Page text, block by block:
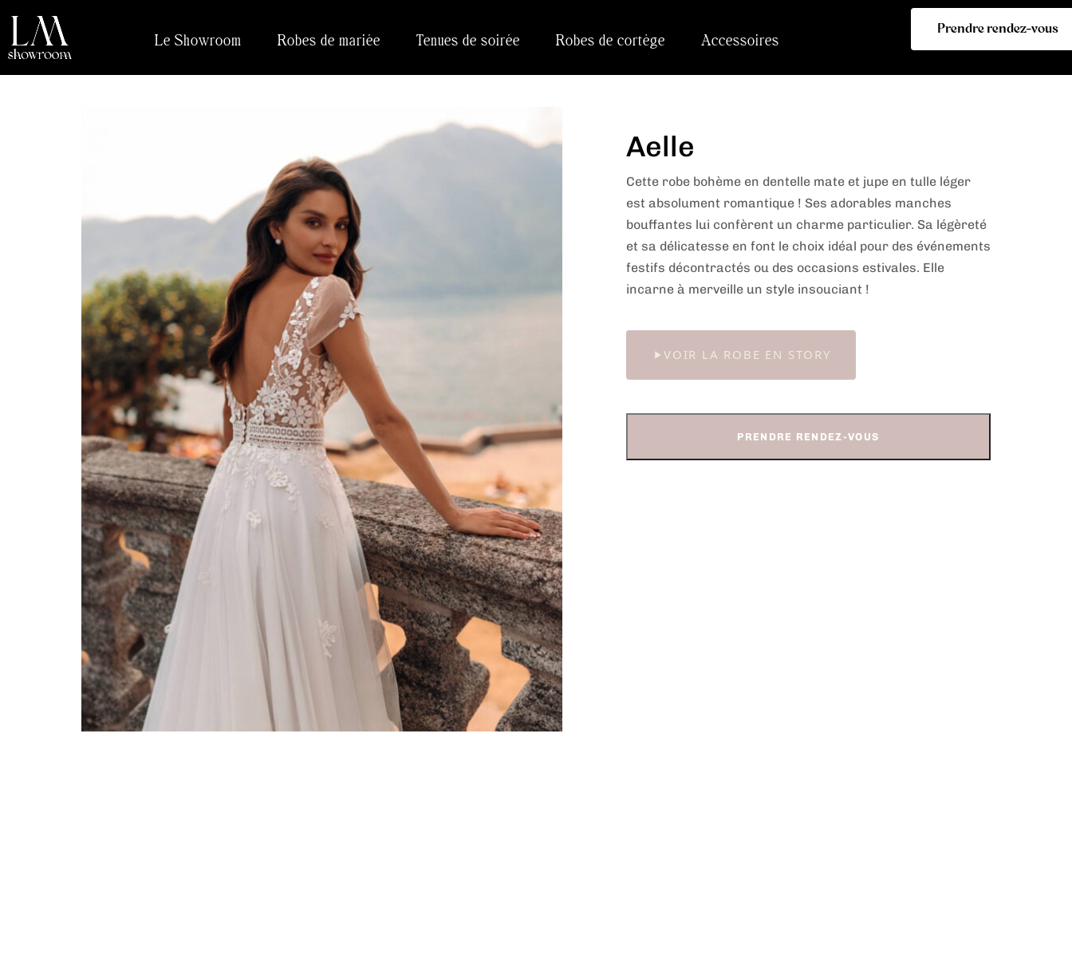
Le Showroom Robes de mariée Tenues de soirée Robes de cortège Accessoires
Prendre rendez-vous
Aelle
Cette robe bohème en dentelle mate et jupe en tulle léger
est absolument romantique ! Ses adorables manches
bouffantes lui confèrent un charme particulier. Sa légèreté
et sa délicatesse en font le choix idéal pour des événements
festifs décontractés ou des occasions estivales. Elle
incarne à merveille un style insouciant !
VOIR LA ROBE EN STORY
PRENDRE RENDEZ-VOUS